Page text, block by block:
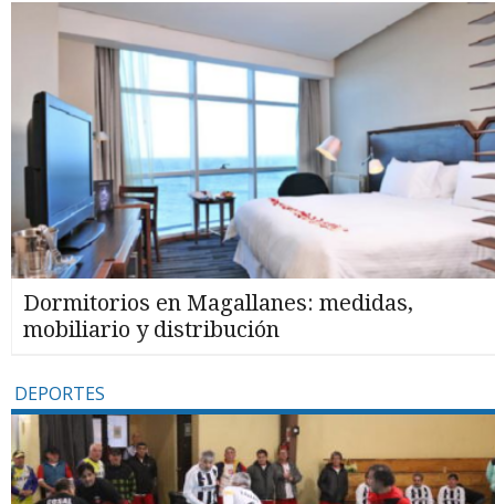
Dormitorios en Magallanes: medidas,
mobiliario y distribución
DEPORTES